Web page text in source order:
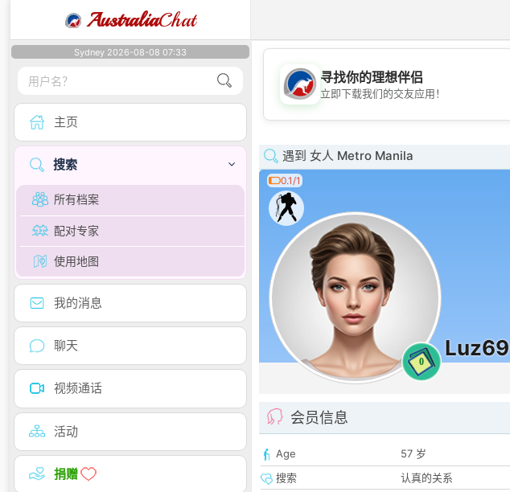
AustraliaChat
Sydney 2026-08-08 07:33
主页
搜索
所有档案
配对专家
使用地图
我的消息
聊天
视频通话
活动
捐赠
💖
寻找你的理想伴侣
立即下载我们的交友应用！
遇到 女人 Metro Manila
0.1/1
0
Luz69
会员信息
Age
57 岁
搜索
认真的关系